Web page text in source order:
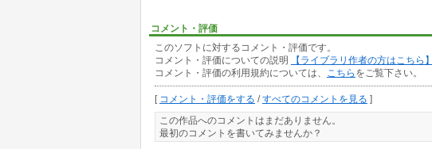
コメント・評価
このソフトに対するコメント・評価です。
コメント・評価についての説明
【ライブラリ作者の方はこちら】
コメント・評価の利用規約については、
こちら をご覧下さい。
[ コメント・評価をする /すべてのコメントを見る ]
この作品へのコメントはまだありません。
最初のコメントを書いてみませんか？